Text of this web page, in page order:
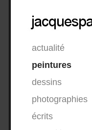
actualité
peintures
dessins
photographies
écrits